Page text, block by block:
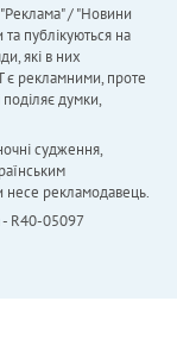
"Реклама" / "Новини
публікуються на
які в них
рекламними, проте
поділяє думки,
судження,
несе рекламодавець.
- R40-05097